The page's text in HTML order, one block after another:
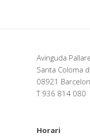
Avinguda
Santa Coloma
08921
T 936 814 080
Horari